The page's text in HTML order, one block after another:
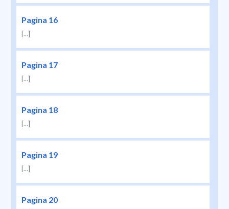
Pagina 16
[...]
Pagina 17
[...]
Pagina 18
[...]
Pagina 19
[...]
Pagina 20